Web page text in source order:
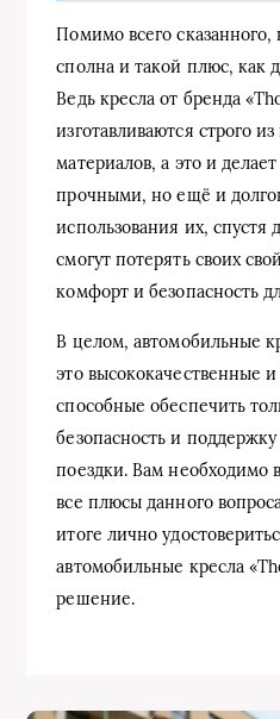
Помимо всего сказанного,
сполна и такой плюс, как
Ведь кресла от бренда
изготавливаются строго
материалов, а это и
прочными, но ещё и
использования их, спустя
смогут потерять своих
комфорт и безопасность
В целом, автомобильные
это высококачественные
способные обеспечить
безопасность и
поездки. Вам необходимо
все плюсы данного
итоге лично
автомобильные кресла
решение.